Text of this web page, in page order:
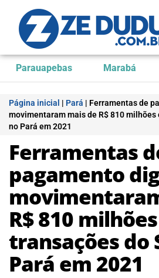
Parauapebas Marabá
Página inicial | Pará | Ferramentas de
movimentaram mais de R$ 810
no Pará em 2021
Ferramentas
pagamento
R$ 810
transações do
Pará em 2021